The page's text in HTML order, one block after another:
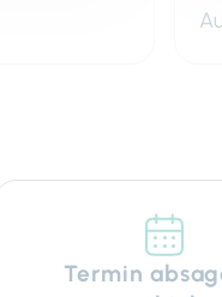
Termin